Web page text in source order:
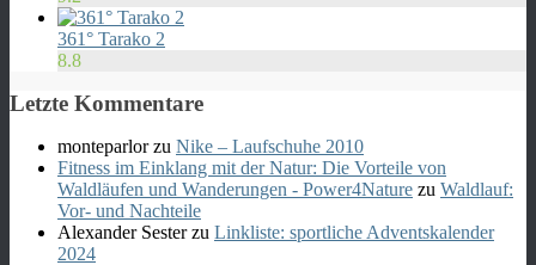
361° Tarako 2
8.8
Letzte Kommentare
monteparlorzu Nike – Laufschuhe 2010
Fitness im Einklang mit der Natur: Die Vorteile von
Waldläufen und Wanderungen - Power4Nature zu Waldlauf:
Vor- und Nachteile
Alexander Sesterzu Linkliste: sportliche Adventskalender
2024